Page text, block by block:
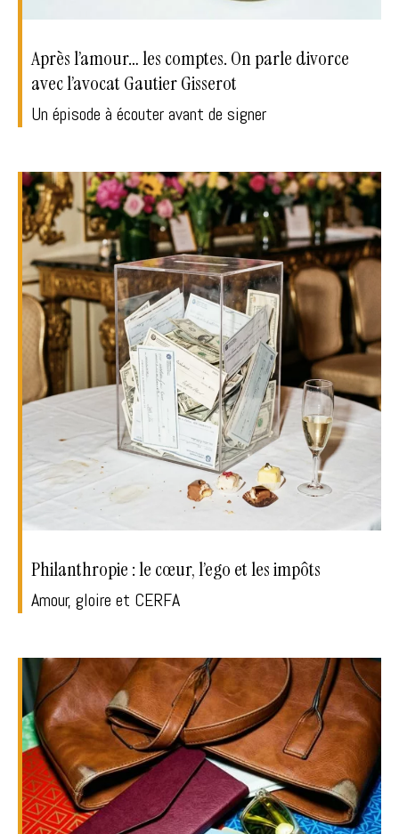
Après l’amour… les comptes. On parle divorce
avec l’avocat Gautier Gisserot
Un épisode à écouter avant de signer
Philanthropie : le cœur, l’ego et les impôts
Amour, gloire et CERFA